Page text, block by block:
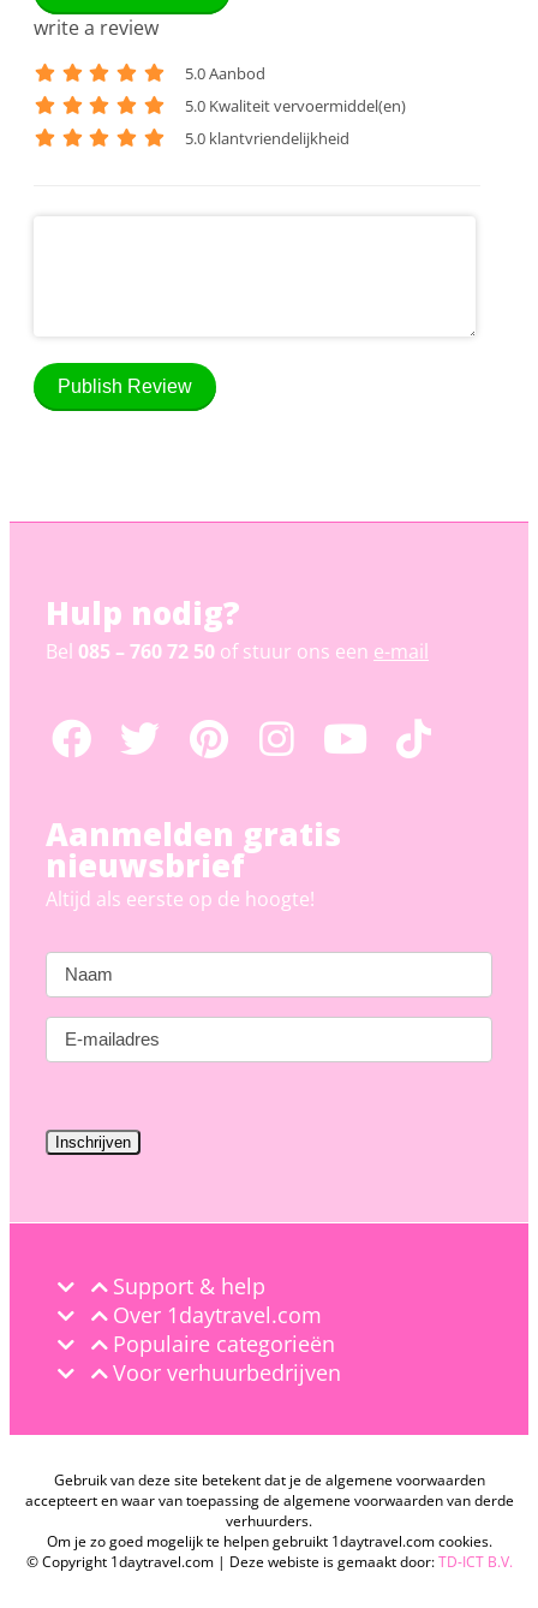
write a review
5.0 Aanbod
5.0 Kwaliteit vervoermiddel(en)
5.0 klantvriendelijkheid
Publish Review
Hulp nodig?
Bel 085 – 760 72 50 of stuur ons een e-mail
Aanmelden gratis
nieuwsbrief
Altijd als eerste op de hoogte!
Support & help
Over 1daytravel.com
Populaire categorieën
Voor verhuurbedrijven
Gebruik van deze site betekent dat je de algemene voorwaarden
accepteert en waar van toepassing de algemene voorwaarden van derde
verhuurders.
Om je zo goed mogelijk te helpen gebruikt 1daytravel.com cookies.
© Copyright 1daytravel.com | Deze webiste is gemaakt door:TD-ICT B.V.